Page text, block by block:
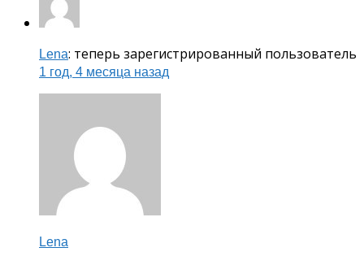
Lena: теперь зарегистрированный пользователь
1 год, 4 месяца назад
Lena